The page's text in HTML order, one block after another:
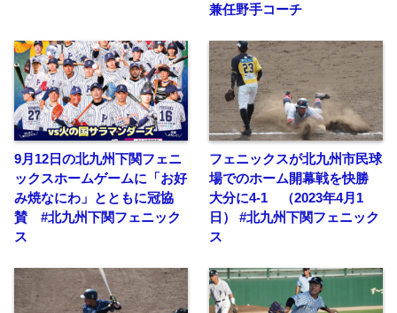
兼任野手コーチ
9月12日の北九州下関フェニ
ックスホームゲームに「お好
み焼なにわ」とともに冠協
賛 #北九州下関フェニック
ス
フェニックスが北九州市民球
場でのホーム開幕戦を快勝
大分に4-1 （2023年4月1
日） #北九州下関フェニック
ス